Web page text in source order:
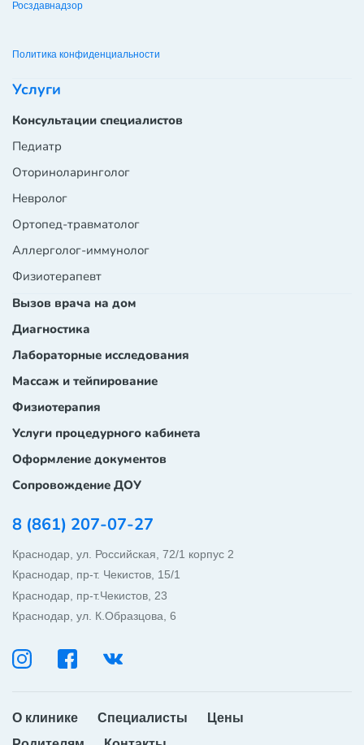
Политика конфиденциальности
8 (861) 207-07-27
Краснодар, ул. Российская, 72/1 корпус 2
Краснодар, пр-т. Чекистов, 15/1
Краснодар, пр-т.Чекистов, 23
Краснодар, ул. К.Образцова, 6
Услуги
Консультации специалистов
Педиатр
Оториноларинголог
Невролог
Ортопед-травматолог
Аллерголог-иммунолог
Физиотерапевт
Вызов врача на дом
Диагностика
Лабораторные исследования
Массаж и тейпирование
Физиотерапия
Услуги процедурного кабинета
Оформление документов
Сопровождение ДОУ
О клинике Специалисты
Цены